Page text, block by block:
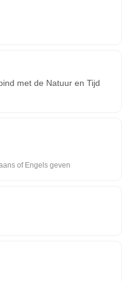
lokale boeren te helpen en
te behouden. Je krijgt
van een heerlijke
ingrediënten.
om de schoonheid van
de lokale
met de Natuur en Tijd
of Engels geven